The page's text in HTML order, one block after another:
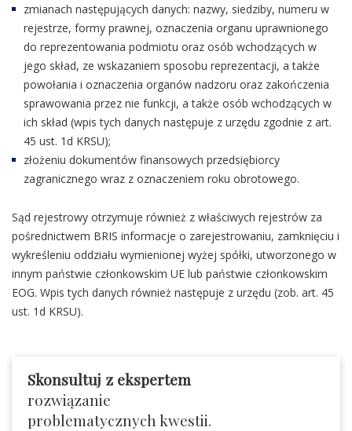
zmianach następujących danych: nazwy, siedziby, numeru w
rejestrze, formy prawnej, oznaczenia organu uprawnionego
do reprezentowania podmiotu oraz osób wchodzących w
jego skład, ze wskazaniem sposobu reprezentacji, a także
powołania i oznaczenia organów nadzoru oraz zakończenia
sprawowania przez nie funkcji, a także osób wchodzących w
ich skład (wpis tych danych następuje z urzędu zgodnie z art.
45 ust. 1d KRSU);
złożeniu dokumentów finansowych przedsiębiorcy
zagranicznego wraz z oznaczeniem roku obrotowego.
Sąd rejestrowy otrzymuje również z właściwych rejestrów za
pośrednictwem BRIS informacje o zarejestrowaniu, zamknięciu i
wykreśleniu oddziału wymienionej wyżej spółki, utworzonego w
innym państwie członkowskim UE lub państwie członkowskim
EOG. Wpis tych danych również następuje z urzędu (zob. art. 45
ust. 1d KRSU).
Skonsultuj z ekspertem
rozwiązanie
problematycznych kwestii.